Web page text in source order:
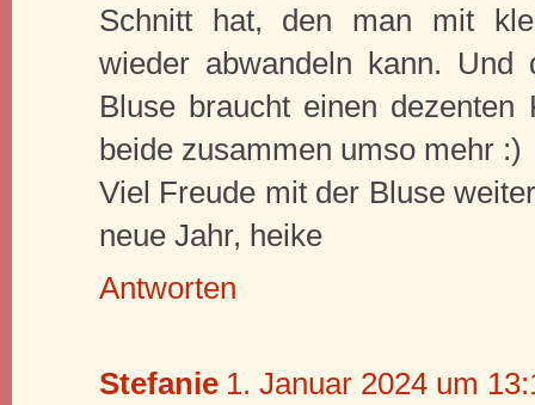
Schnitt hat, den man mit
wieder abwandeln kann.
Bluse braucht einen dezenten
beide zusammen umso mehr :)
Viel Freude mit der Bluse
neue Jahr, heike
Antworten
Stefanie 1. Januar 2024 um